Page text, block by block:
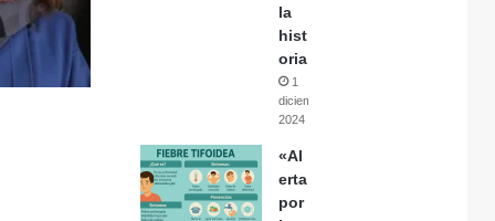
la
hist
oria
1
diciembre,
2024
«Al
erta
por